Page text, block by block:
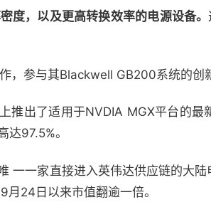
度，以及更高转换效率的电源设备。
，参与其Blackwell GB200系统的创
推出了适用于NVDIA MGX平台的最
97.5%。
一一家直接进入英伟达供应链的大
24日以来市值翻逾一倍。